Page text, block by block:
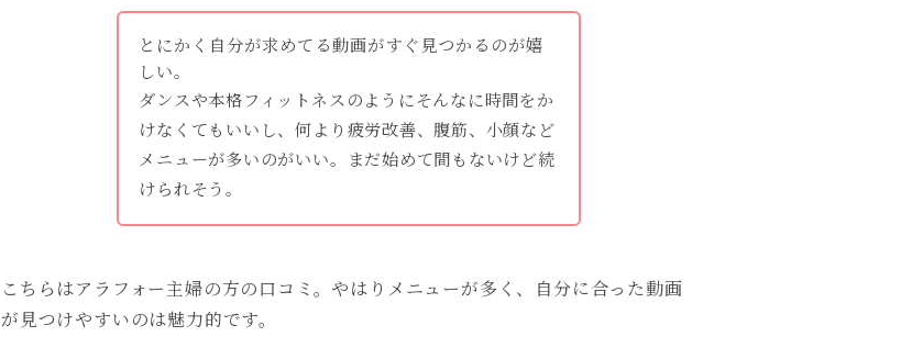
とにかく自分が求めてる動画がすぐ見つかるのが嬉
しい。
ダンスや本格フィットネスのようにそんなに時間をか
けなくてもいいし、何より疲労改善、腹筋、小顔など
メニューが多いのがいい。まだ始めて間もないけど続
けられそう。
こちらはアラフォー主婦の方の口コミ。やはりメニューが多く、自分に合った動画
が見つけやすいのは魅力的です。